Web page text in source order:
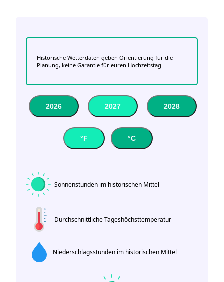
Historische Wetterdaten geben Orientierung für die
Planung, keine Garantie für euren Hochzeitstag.
2026 2027 2028
°F °C
Sonnenstunden im historischen Mittel
Durchschnittliche Tageshöchsttemperatur
Niederschlagsstunden im historischen Mittel